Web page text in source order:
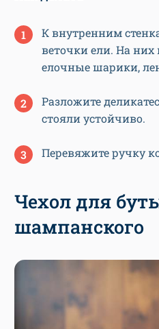
К внутренним
веточки ели. На
елочные шарики,
Разложите
стояли устойчиво.
Перевяжите ручку
Чехол для
шампанского